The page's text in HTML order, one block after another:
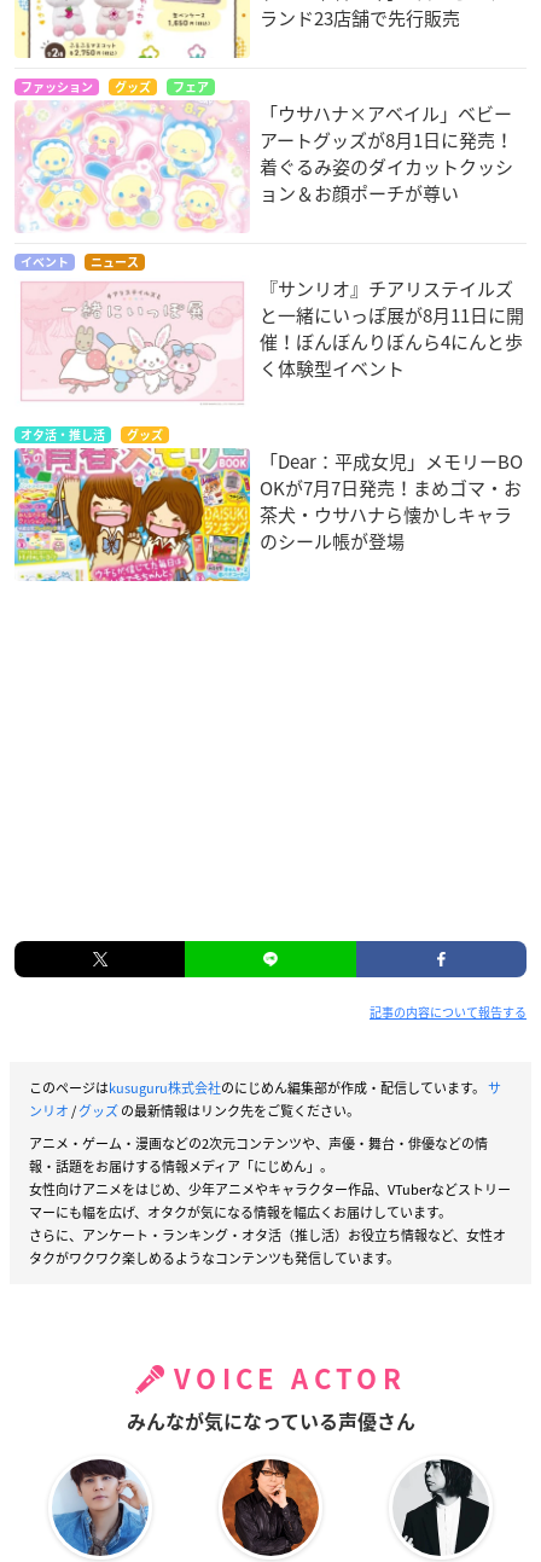
ランド23店舗で先行販売
ファッション グッズ フェア
「ウサハナ×アベイル」ベビー
アートグッズが8月1日に発売！
着ぐるみ姿のダイカットクッシ
ョン＆お顔ポーチが尊い
イベント ニュース
『サンリオ』チアリステイルズ
と一緒にいっぽ展が8月11日に開
催！ぼんぼんりぼんら4にんと歩
く体験型イベント
オタ活・推し活 グッズ
「Dear：平成女児」メモリーBO
OKが7月7日発売！まめゴマ・お
茶犬・ウサハナら懐かしキャラ
のシール帳が登場
記事の内容について報告する
このページはkusuguru株式会社のにじめん編集部が作成・配信しています。 サ
ンリオ/グッズの最新情報はリンク先をご覧ください。
アニメ・ゲーム・漫画などの2次元コンテンツや、声優・舞台・俳優などの情
報・話題をお届けする情報メディア「にじめん」。
女性向けアニメをはじめ、少年アニメやキャラクター作品、VTuberなどストリー
マーにも幅を広げ、オタクが気になる情報を幅広くお届けしています。
さらに、アンケート・ランキング・オタ活（推し活）お役立ち情報など、女性オ
タクがワクワク楽しめるようなコンテンツも発信しています。
VOICE ACTOR
みんなが気になっている声優さん